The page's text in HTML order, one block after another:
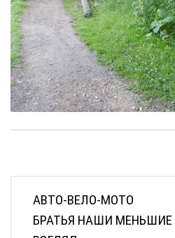
АВТО-ВЕЛО-МОТО
БРАТЬЯ НАШИ МЕНЬШИЕ